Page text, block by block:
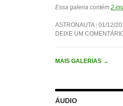
Essa galeria contém 2
ASTRONAUTA 01/12/
DEIXE UM
MAIS GALERIAS →
ÁUDIO